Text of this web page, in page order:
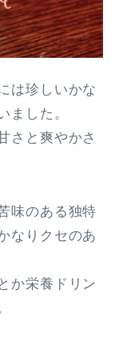
は珍しいかな
ました。
さと爽やかさ
味のある独特
なりクセのあ
か栄養ドリン